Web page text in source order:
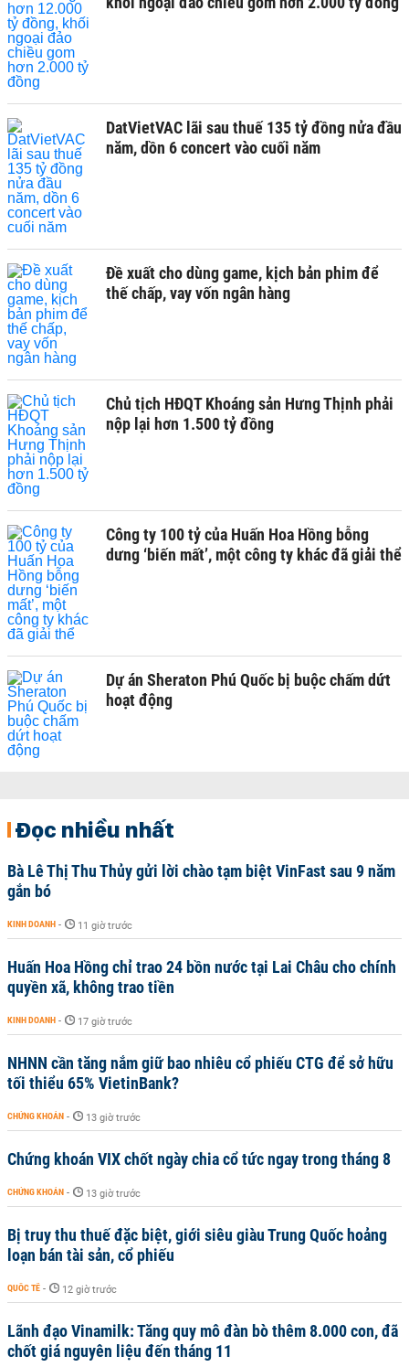
DatVietVAC lãi sau thuế 135 tỷ đồng nửa đầu
năm, dồn 6 concert vào cuối năm
Đề xuất cho dùng game, kịch bản phim để
thế chấp, vay vốn ngân hàng
Chủ tịch HĐQT Khoáng sản Hưng Thịnh phải
nộp lại hơn 1.500 tỷ đồng
Công ty 100 tỷ của Huấn Hoa Hồng bỗng
dưng ‘biến mất’, một công ty khác đã giải thể
Dự án Sheraton Phú Quốc bị buộc chấm dứt
hoạt động
Đọc nhiều nhất
Bà Lê Thị Thu Thủy gửi lời chào tạm biệt VinFast sau 9 năm
gắn bó
KINH DOANH - 11 giờ trước
Huấn Hoa Hồng chỉ trao 24 bồn nước tại Lai Châu cho chính
quyền xã, không trao tiền
KINH DOANH - 17 giờ trước
NHNN cần tăng nắm giữ bao nhiêu cổ phiếu CTG để sở hữu
tối thiểu 65% VietinBank?
CHỨNG KHOÁN - 13 giờ trước
Chứng khoán VIX chốt ngày chia cổ tức ngay trong tháng 8
CHỨNG KHOÁN - 13 giờ trước
Bị truy thu thuế đặc biệt, giới siêu giàu Trung Quốc hoảng
loạn bán tài sản, cổ phiếu
QUỐC TẾ - 12 giờ trước
Lãnh đạo Vinamilk: Tăng quy mô đàn bò thêm 8.000 con, đã
chốt giá nguyên liệu đến tháng 11